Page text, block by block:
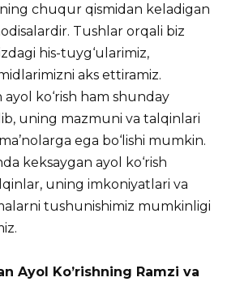
chuqur qismidan keladigan
Tushlar orqali biz
his-tuyg‘ularimiz,
aks ettiramiz.
ko‘rish ham shunday
uning mazmuni va talqinlari
ega bo‘lishi mumkin.
keksaygan ayol ko‘rish
uning imkoniyatlari va
tushunishimiz mumkinligi
Ayol Ko’rishning Ramzi va